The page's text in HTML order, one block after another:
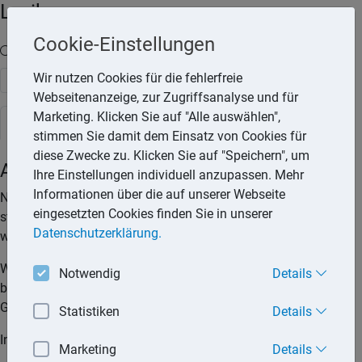
Lexika
Volltext-Suche in den Lexika
Suchen
Steuerlexikon
Abflussprinzip
Nach dem Abflussprinzip sind Ausgaben in dem Jahr
steuerlich zu erfassen, in dem sie auch tatsächlich geleistet
worden sind.
Wird ein Rechnungsbetrag durch Überweisung beglichen, ist
bei Annahme des Überweisungsauftrags durch die Bank das
Geld abgeflossen.
In diesen Fällen gilt das Abflussprinzip nicht:
Cookie-Einstellungen
Wir nutzen Cookies für die fehlerfreie
Webseitenanzeige, zur Zugriffsanalyse und für
Marketing. Klicken Sie auf "Alle auswählen",
stimmen Sie damit dem Einsatz von Cookies für
diese Zwecke zu. Klicken Sie auf "Speichern", um
Ihre Einstellungen individuell anzupassen. Mehr
Informationen über die auf unserer Webseite
eingesetzten Cookies finden Sie in unserer
Datenschutzerklärung.
Notwendig Details
Statistiken Details
Marketing Details